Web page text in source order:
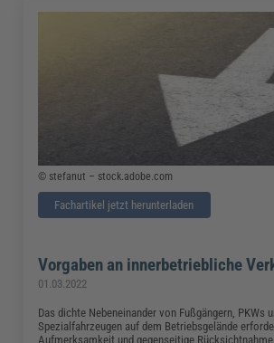
© stefanut – stock.adobe.com
Fachartikel jetzt herunterladen
Vorgaben an innerbetriebliche
01.03.2022
Das dichte Nebeneinander von Fußgängern, PKWs
Spezialfahrzeugen auf dem Betriebsgelände
Aufmerksamkeit und gegenseitige